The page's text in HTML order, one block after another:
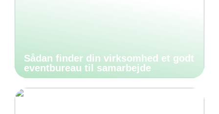
Sådan finder din virksomhed et godt
eventbureau til samarbejde